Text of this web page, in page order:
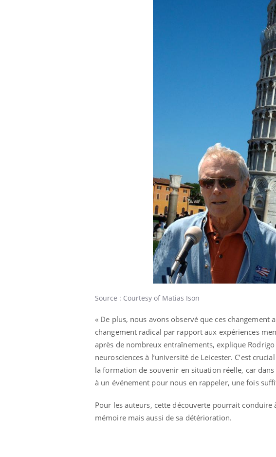
Source : Courtesy of Matias Ison
« De plus, nous avons observé que ces changement
changement radical par rapport aux expériences
après de nombreux entraînements, explique
neurosciences à l’université de Leicester. C’est
la formation de souvenir en situation réelle, car
à un événement pour nous en rappeler, une fois
Pour les auteurs, cette découverte pourrait
mémoire mais aussi de sa détérioration.
expliquer ma maladieYoutube
Il y a des sujets qui sont faciles à aborder...
d'autres non ! D'un côté, poser des
questions sur la maladie d'un proche c'est
prévenirYoutube
Fatigue, irritabilité,
même alopécie… Les
carence en fer sont